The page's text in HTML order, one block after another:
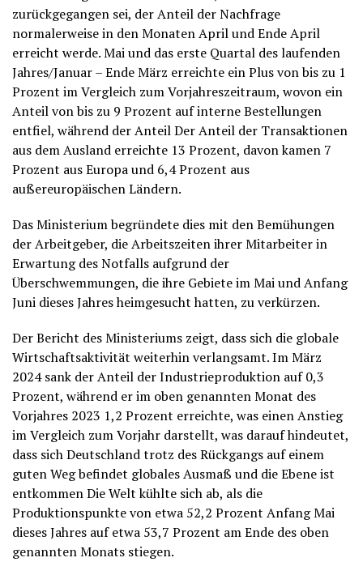
zurückgegangen sei, der Anteil der Nachfrage
normalerweise in den Monaten April und Ende April
erreicht werde. Mai und das erste Quartal des laufenden
Jahres/Januar – Ende März erreichte ein Plus von bis zu 1
Prozent im Vergleich zum Vorjahreszeitraum, wovon ein
Anteil von bis zu 9 Prozent auf interne Bestellungen
entfiel, während der Anteil Der Anteil der Transaktionen
aus dem Ausland erreichte 13 Prozent, davon kamen 7
Prozent aus Europa und 6,4 Prozent aus
außereuropäischen Ländern.
Das Ministerium begründete dies mit den Bemühungen
der Arbeitgeber, die Arbeitszeiten ihrer Mitarbeiter in
Erwartung des Notfalls aufgrund der
Überschwemmungen, die ihre Gebiete im Mai und Anfang
Juni dieses Jahres heimgesucht hatten, zu verkürzen.
Der Bericht des Ministeriums zeigt, dass sich die globale
Wirtschaftsaktivität weiterhin verlangsamt. Im März
2024 sank der Anteil der Industrieproduktion auf 0,3
Prozent, während er im oben genannten Monat des
Vorjahres 2023 1,2 Prozent erreichte, was einen Anstieg
im Vergleich zum Vorjahr darstellt, was darauf hindeutet,
dass sich Deutschland trotz des Rückgangs auf einem
guten Weg befindet globales Ausmaß und die Ebene ist
entkommen Die Welt kühlte sich ab, als die
Produktionspunkte von etwa 52,2 Prozent Anfang Mai
dieses Jahres auf etwa 53,7 Prozent am Ende des oben
genannten Monats stiegen.